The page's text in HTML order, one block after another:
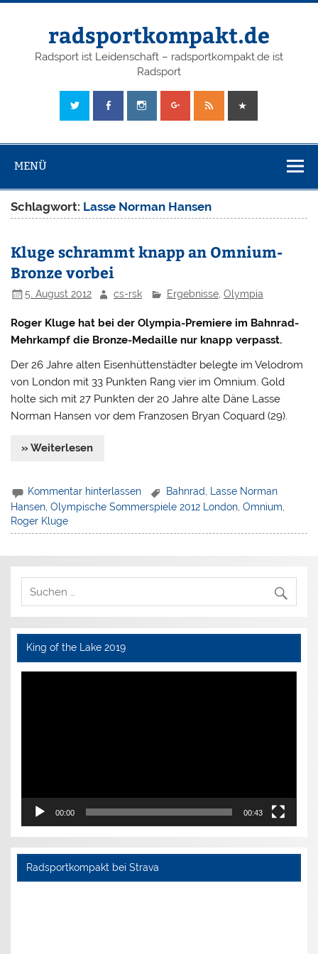
radsportkompakt.de
Radsport ist Leidenschaft – radsportkompakt.de ist
Radsport
MENÜ
Schlagwort: Lasse Norman Hansen
Kluge schrammt knapp an Omnium-
Bronze vorbei
5. August 2012 cs-rsk Ergebnisse, Olympia
Roger Kluge hat bei der Olympia-Premiere im Bahnrad-
Mehrkampf die Bronze-Medaille nur knapp verpasst.
Der 26 Jahre alten Eisenhüttenstädter belegte im Velodrom
von London mit 33 Punkten Rang vier im Omnium. Gold
holte sich mit 27 Punkten der 20 Jahre alte Däne Lasse
Norman Hansen vor dem Franzosen Bryan Coquard (29).
» Weiterlesen
Kommentar hinterlassen Bahnrad
Lasse Norman
Hansen ,Olympische Sommerspiele 2012 London ,Omnium
Roger Kluge
King of the Lake 2019
Video-
00:00 00:43
Radsportkompakt bei Strava